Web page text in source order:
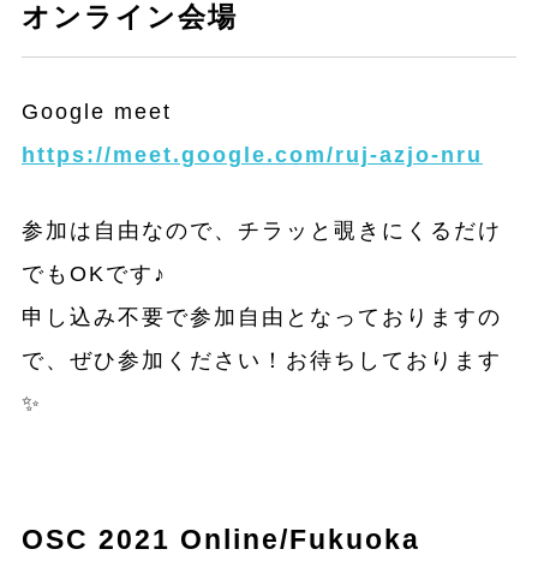
オンライン会場
Google meet
https://meet.google.com/ruj-azjo-nru
参加は自由なので、チラッと覗きにくるだけ
でもOKです♪
申し込み不要で参加自由となっておりますの
で、ぜひ参加ください！お待ちしております
✨
OSC 2021 Online/Fukuoka